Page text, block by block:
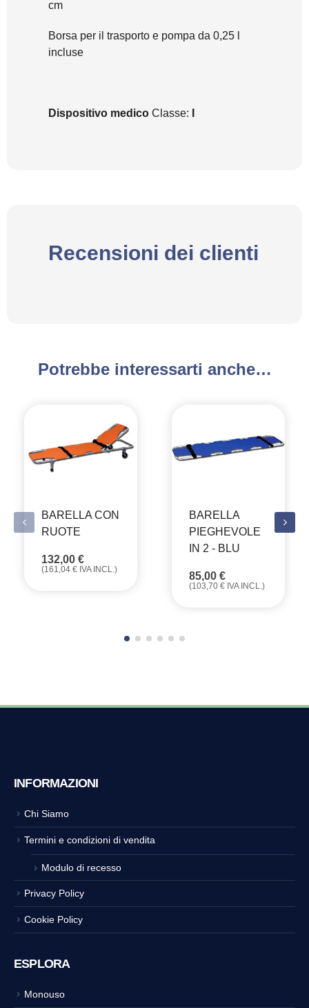
cm
Borsa per il trasporto e pompa da 0,25 l
incluse
Dispositivo medico Classe:
Recensioni dei clienti
Potrebbe interessarti anche…
BARELLA CON
RUOTE
132,00 €
(161,04 € IVA INCL.)
BARELLA
PIEGHEVOLE
IN 2 - BLU
85,00 €
(103,70 € IVA INCL.)
INFORMAZIONI
Chi Siamo
Termini e condizioni di vendita
Modulo di recesso
Privacy Policy
Cookie Policy
ESPLORA
Monouso